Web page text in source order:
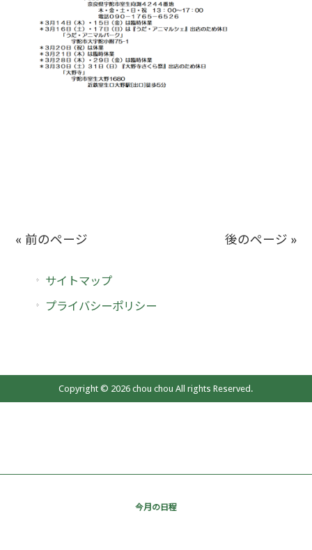
« 前のページ 後のページ »
サイトマップ
プライバシーポリシー
Copyright © 2026 chou chou All rights Reserved.
今月の日程